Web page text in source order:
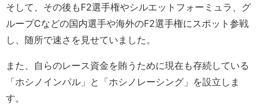
そして、その後もF2選手権やシルエットフォーミュラ、グ
ループCなどの国内選手や海外のF2選手権にスポット参戦
し、随所で速さを見せていました。
また、自らのレース資金を賄うために現在も存続している
「ホシノインパル」と「ホシノレーシング」を設立しま
す。